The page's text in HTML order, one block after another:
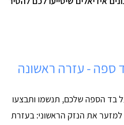
ספה - עזרה ראשונה
בד הספה שלכם, תנשמו ותבצעו
את הנזק הראשוני: בעזרת